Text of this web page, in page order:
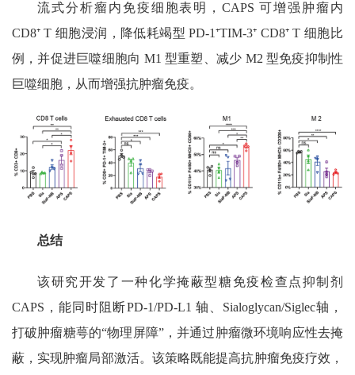
流式分析瘤内免疫细胞表明，CAPS可增强肿瘤内
CD8⁺ T 细胞浸润，降低耗竭型 PD-1⁺TIM-3⁺ CD8⁺ T 细胞比
例，并促进巨噬细胞向 M1 型重塑、减少 M2 型免疫抑制性
巨噬细胞，从而增强抗肿瘤免疫。
总结
该研究开发了一种化学掩蔽型糖免疫检查点抑制剂
CAPS ，能同时阻断PD-1/PD-L1 轴、 Sialoglycan/Siglec轴，
打破肿瘤糖萼的“物理屏障”，并通过肿瘤微环境响应性去掩
蔽，实现肿瘤局部激活。该策略既能提高抗肿瘤免疫疗效，